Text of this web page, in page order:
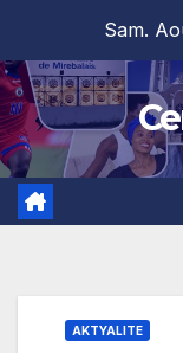
content
Sam.
AKTYALITE